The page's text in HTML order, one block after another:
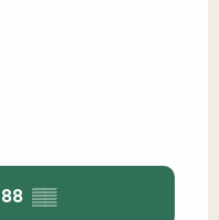
▒▒